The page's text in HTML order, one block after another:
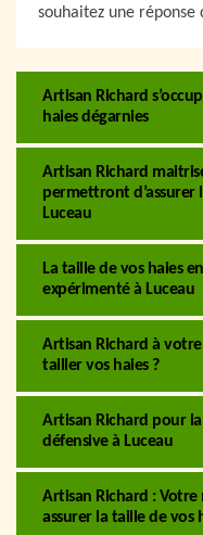
souhaitez une réponse
Artisan Richard
haies dégarnies
Artisan Richard
permettront d’assurer
Luceau
La taille de vos haies
expérimenté à Luceau
Artisan Richard à
tailler vos haies ?
Artisan Richard pour
défensive à Luceau
Artisan Richard :
assurer la taille de vos